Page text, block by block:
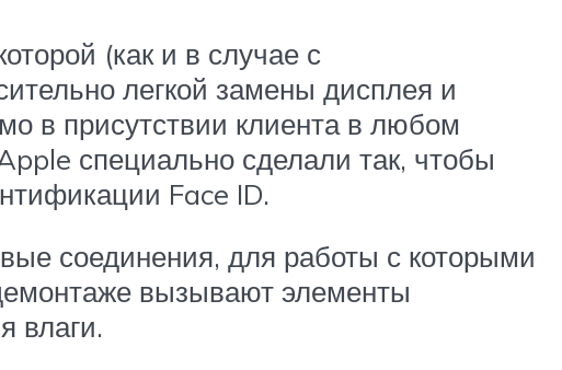
(как и в случае с
легкой замены дисплея и
в присутствии клиента в любом
специально сделали так, чтобы
Face ID.
соединения, для работы с которыми
вызывают элементы
влаги.